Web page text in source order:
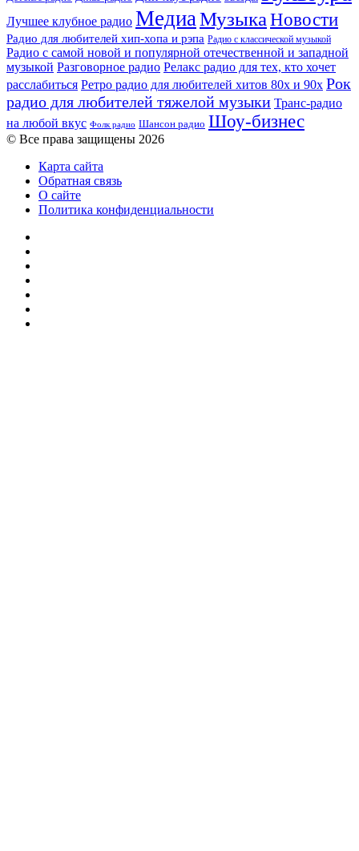
Лучшее клубное радио МедиаМузыкаНовости
Радио для любителей хип-хопа и рэпа Радио с классической музыкой
Радио с самой новой и популярной отечественной и западной
музыкой Разговорное радио Релакс радио для тех, кто хочет
расслабиться Ретро радио для любителей хитов 80х и 90х Рок
радио для любителей тяжелой музыки Транс-радио
на любой вкус Фолк радио Шансон радио Шоу-бизнес
© Все права защищены 2026
Карта сайта
Обратная связь
О сайте
Политика конфиденциальности